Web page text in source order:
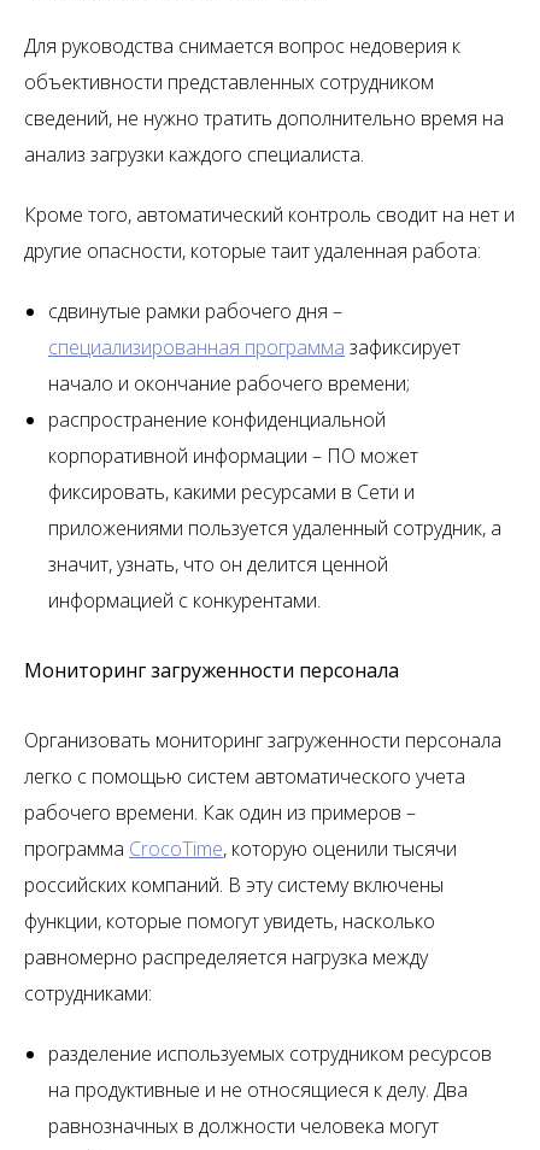
Для руководства снимается вопрос недоверия к
объективности представленных сотрудником
сведений, не нужно тратить дополнительно время на
анализ загрузки каждого специалиста.
Кроме того, автоматический контроль сводит на нет и
другие опасности, которые таит удаленная работа:
сдвинутые рамки рабочего дня –
специализированная программа зафиксирует
начало и окончание рабочего времени;
распространение конфиденциальной
корпоративной информации – ПО может
фиксировать, какими ресурсами в Сети и
приложениями пользуется удаленный сотрудник, а
значит, узнать, что он делится ценной
информацией с конкурентами.
Мониторинг загруженности персонала
Организовать мониторинг загруженности персонала
легко с помощью систем автоматического учета
рабочего времени. Как один из примеров –
программа CrocoTime, которую оценили тысячи
российских компаний. В эту систему включены
функции, которые помогут увидеть, насколько
равномерно распределяется нагрузка между
сотрудниками:
разделение используемых сотрудником ресурсов
на продуктивные и не относящиеся к делу. Два
равнозначных в должности человека могут